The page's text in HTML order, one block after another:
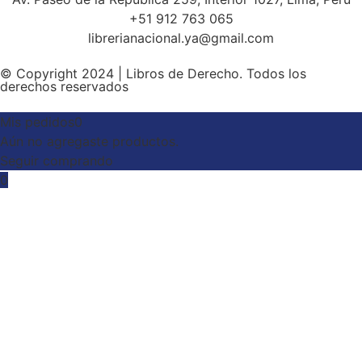
+51 912 763 065
librerianacional.ya@gmail.com
© Copyright 2024 | Libros de Derecho. Todos los
derechos reservados
Mis pedidos0
Aún no agregaste productos.
Seguir comprando
0